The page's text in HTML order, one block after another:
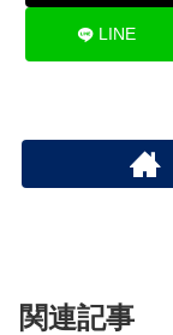
LINE
関連記事